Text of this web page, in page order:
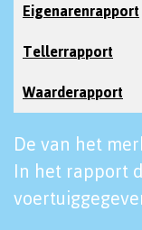
Eigenarenrapport
Tellerrapport
Waarderapport
De van het
In het rapport